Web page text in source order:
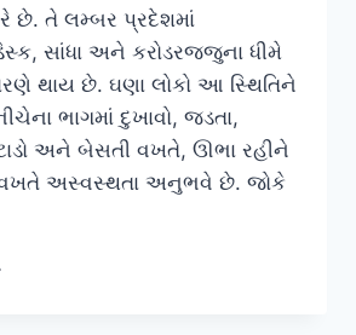
છે. તે લમ્બર પ્રદેશમાં
સાંધા અને કરોડરજ્જુના ધીમે
થાય છે. ઘણા લોકો આ સ્થિતિને
ભાગમાં દુખાવો, જડતા,
અને બેસતી વખતે, ઊભા રહીને
વખતે અસ્વસ્થતા અનુભવે છે. જોકે